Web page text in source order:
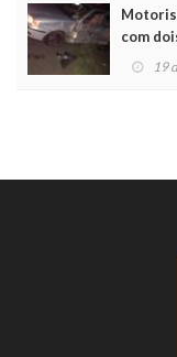
com
19